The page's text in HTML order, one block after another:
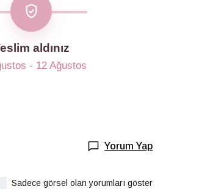
aldınız
- 12 Ağustos
Yorum Yap
Sadece görsel olan yorumları göster